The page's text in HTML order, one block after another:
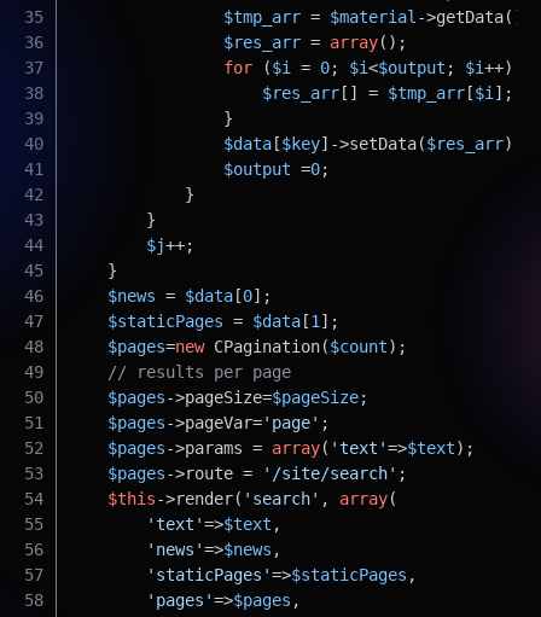
$tmp_arr = $material ->getData();
$res_arr = array();
for ($i = 0; $i<$output ; $i++) {
$res_arr[] = $tmp_arr[$i ];
                }
$data[$key]->setData($res_arr);
$output =0;
            }
        }
$j++;
    }
$news = $data[0];
$staticPages = $data[1 ];
$pages=new CPagination($count);
// results per page
$pages->pageSize=$pageSize;
$pages->pageVar='page' ;
$pages->params = array( 'text'=>$text);
$pages->route = '/site/search' ;
$this->render( 'search' , array(
'text'=>$text ,
'news'=>$news ,
'staticPages'=>$staticPages ,
'pages'=>$pages ,